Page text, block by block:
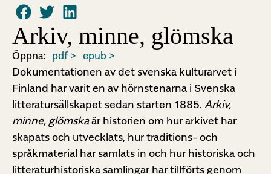
Arkiv, minne, glömska
Öppna: pdf > epub >
Dokumentationen av det svenska kulturarvet i
Finland har varit en av hörnstenarna i Svenska
litteratursällskapet sedan starten 1885. Arkiv,
minne, glömskaär historien om hur arkivet har
skapats och utvecklats, hur traditions- och
språkmaterial har samlats in och hur historiska och
litteraturhistoriska samlingar har tillförts genom